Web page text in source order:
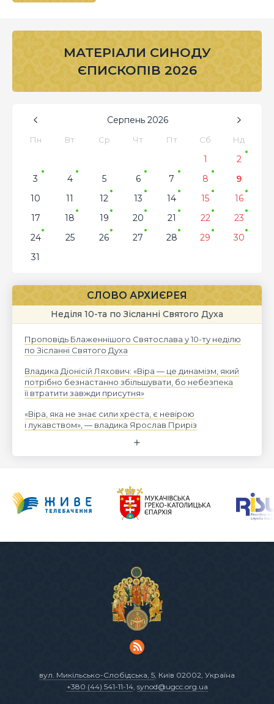
МАТЕРІАЛИ СИНОДУ
ЄПИСКОПІВ 2026
Серпень 2026
Пн Вт Ср Чт Пт Сб Нд
1
2
3
4 5 6 7 8
9
10
11 12 13 14 15
16
17
18 19 20 21 22
23
24
25 26 27 28 29
30
31
СЛОВО АРХИЄРЕЯ
Неділя 10-та по Зісланні Святого Духа
Проповідь Блаженнішого Святослава у 10-ту неділю
по Зісланні Святого Духа
Владика Діонісій Ляхович: «Віра — це динамізм, який
потрібно безнастанно збільшувати, бо небезпека
її втратити завжди присутня»
«Віра, яка не знає сили хреста, є невірою
і лукавством», — владика Ярослав Приріз
вул. Микільсько-Слобідська, 5 , Київ 02002, Україна
+380 (44) 541-11-14, synod@ugcc.org.ua